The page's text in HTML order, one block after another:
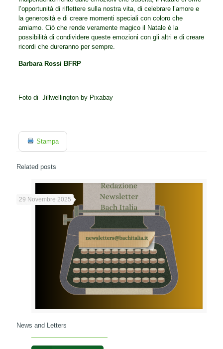
l’opportunità di riflettere sulla nostra vita, di celebrare l’amore e
la generosità e di creare momenti speciali con coloro che
amiamo. Ciò che rende veramente magico il Natale è la
possibilità di condividere queste emozioni con gli altri e di creare
ricordi che dureranno per sempre.
Barbara Rossi BFRP
Foto di Jillwellington by Pixabay
Stampa
Related posts
29 Novembre 2025
News and Letters